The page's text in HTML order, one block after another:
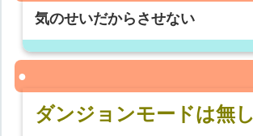
気のせいだからさせない
ダンジョンモードは無